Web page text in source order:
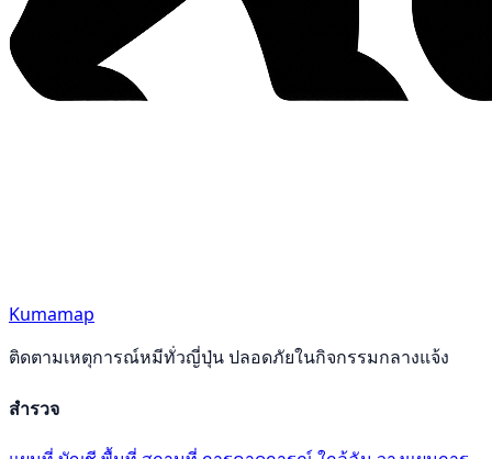
Kumamap
ติดตามเหตุการณ์หมีทั่วญี่ปุ่น ปลอดภัยในกิจกรรมกลางแจ้ง
สำรวจ